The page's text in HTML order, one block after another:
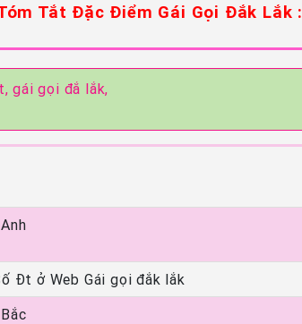
Tắt Đặc Điểm Gái Gọi Đắk Lắk :
gái gọi đắ lắk,
Đt ở Web Gái gọi đắk lắk